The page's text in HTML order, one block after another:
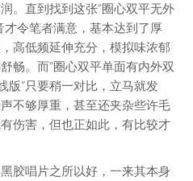
。直到找到这张“圈心双平无外
才令笔者满意，基本达到了厚
高低频延伸充分，模拟味浓郁
畅。而“圈心双平单面有内外双
版”只要稍一对比，立马就发
不够厚重，甚至还夹杂些许毛
伤害，但也正如此，有比较才
胶唱片之所以好，一来其本身